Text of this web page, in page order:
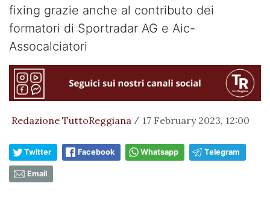
fixing grazie anche al contributo dei
formatori di Sportradar AG e Aic-
Assocalciatori
Redazione TuttoReggiana / 17 February 2023, 12:00
Twitter Facebook Whatsapp Telegram
Email